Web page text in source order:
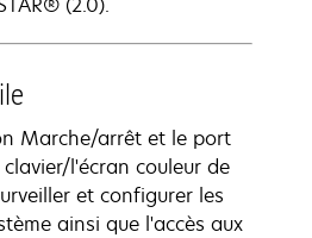
Marche/arrêt et le port
l'écran couleur de
et configurer les
ainsi que l'accès aux